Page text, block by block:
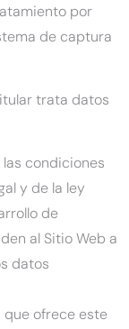
por
de captura
trata datos
condiciones
y de la ley
de
al Sitio Web a
datos
que ofrece este